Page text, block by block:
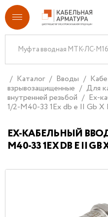
Каталог Вводы
взрывозащищенные
Для
внутренней резьбой
Ех-
1/2-М40-33 1Ex db e II
ЕХ-КАБЕЛЬНЫЙ
М40-33 1EX DB E II